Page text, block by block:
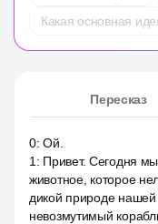
Какая основная
Пересказ
0:Ой.
1 : Привет. Сегодня
животное, которое
дикой природе
невозмутимый